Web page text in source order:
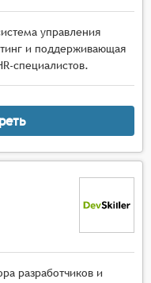
управления
и поддерживающая
специалистов.
разработчиков и